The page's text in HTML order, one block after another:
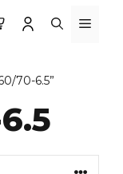
70-6.5”